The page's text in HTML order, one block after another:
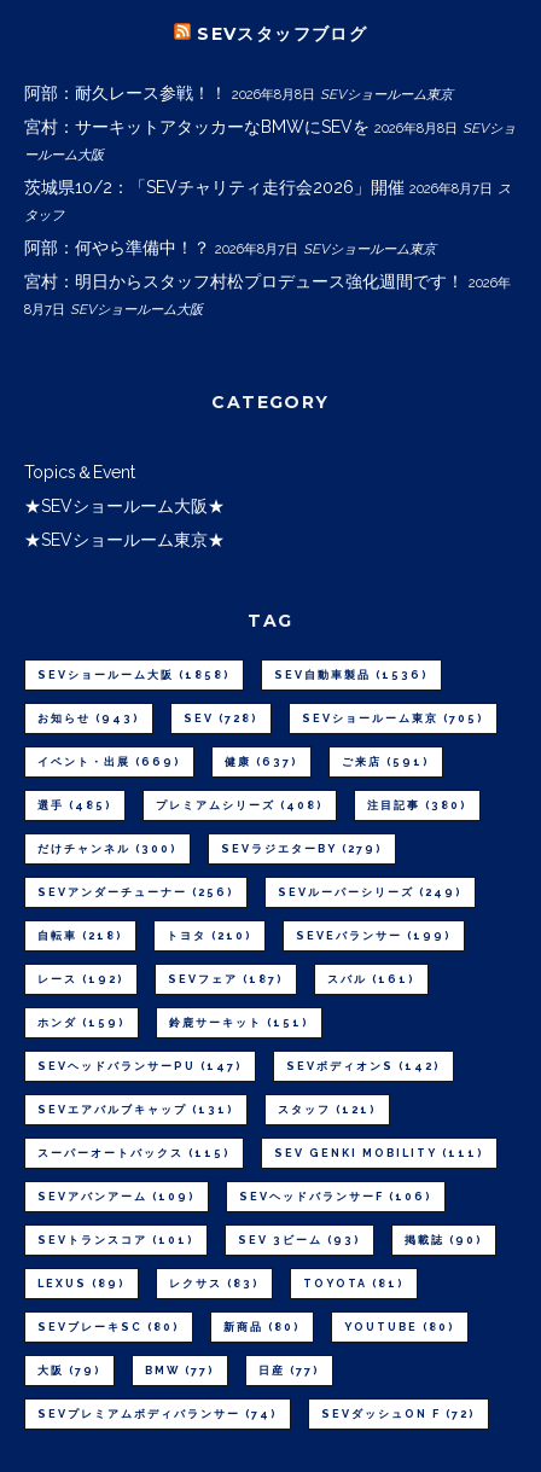
SEVスタッフブログ
阿部：耐久レース参戦！！ 2026年8月8日 SEVショールーム東京
宮村：サーキットアタッカーなBMWにSEVを 2026年8月8日 SEVショ
ールーム大阪
茨城県10/2：「SEVチャリティ走行会2026」開催 2026年8月7日 ス
タッフ
阿部：何やら準備中！？ 2026年8月7日 SEVショールーム東京
宮村：明日からスタッフ村松プロデュース強化週間です！
2026年
8月7日 SEVショールーム大阪
CATEGORY
Topics＆Event
★SEVショールーム大阪★
★SEVショールーム東京★
TAG
SEVショールーム大阪 (1858) SEV自動車製品 (1536)
お知らせ (943) SEV (728) SEVショールーム東京 (705)
イベント・出展 (669) 健康 (637) ご来店 (591)
選手 (485) プレミアムシリーズ (408) 注目記事 (380)
だけチャンネル (300) SEVラジエターBY (279)
SEVアンダーチューナー (256) SEVルーパーシリーズ (249)
自転車 (218) トヨタ (210) SEVEバランサー (199)
レース (192) SEVフェア (187) スバル (161)
ホンダ (159) 鈴鹿サーキット (151)
SEVヘッドバランサーPU (147) SEVボディオンS (142)
SEVエアバルブキャップ (131) スタッフ (121)
スーパーオートバックス (115) SEV GENKI MOBILITY (111)
SEVアバンアーム (109) SEVヘッドバランサーF (106)
SEVトランスコア (101) SEV 3ビーム (93) 掲載誌 (90)
LEXUS (89) レクサス (83) TOYOTA (81)
SEVブレーキSC (80) 新商品 (80) YOUTUBE (80)
大阪 (79) BMW (77) 日産 (77)
SEVプレミアムボディバランサー (74) SEVダッシュON F (72)